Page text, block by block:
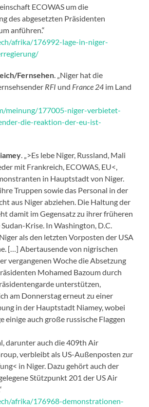
ECOWAS um die
des abgesetzten Präsidenten
anführen.“
afrika/176992-lage-in-niger-
Fernsehen . „Niger hat die
RFI und France 24 im Land
meinung/177005-niger-verbietet-
die-reaktion-der-eu-ist-
. „>Es lebe Niger, Russland, Mali
mit Frankreich, ECOWAS, EU<,
in Hauptstadt von Niger.
Truppen sowie das Personal in der
aus Niger abziehen. Die Haltung der
damit im Gegensatz zu ihrer früheren
Krise. In Washington, D.C.
als den letzten Vorposten der USA
[…] Abertausende von nigrischen
vergangenen Woche die Absetzung
Mohamed Bazoum durch
unterstützen,
am Donnerstag erneut zu einer
in der Hauptstadt Niamey, wobei
einige auch große russische Flaggen
darunter auch die 409th Air
verbleibt als US-Außenposten zur
in Niger. Dazu gehört auch der
Stützpunkt 201 der US Air
afrika/176968-demonstrationen-